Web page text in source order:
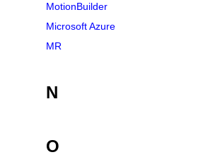
MotionBuilder
Microsoft Azure
MR
N
O